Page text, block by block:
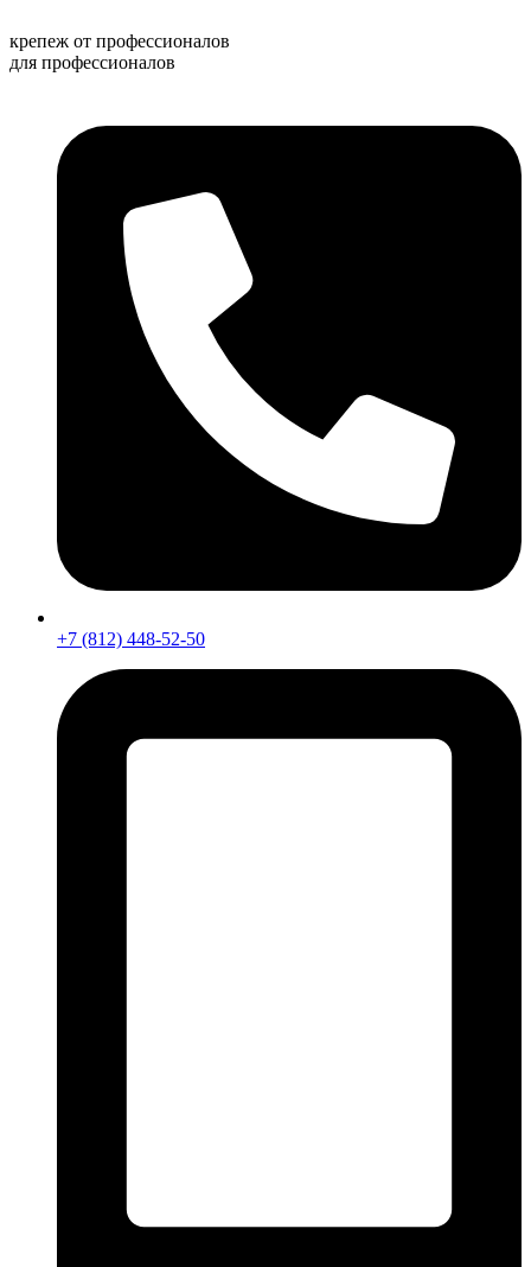
к
содержимому
крепеж от профессионалов
для профессионалов
+7 (812) 448-52-50